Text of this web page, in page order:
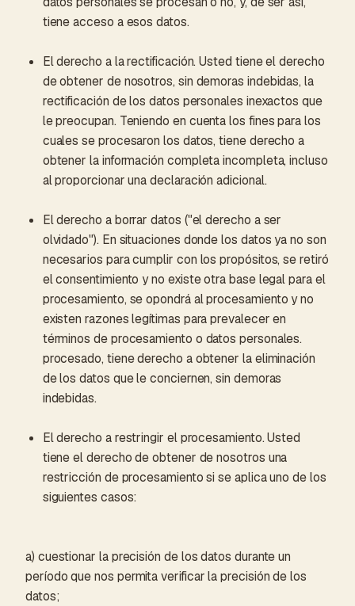
tiene acceso a esos datos.
El derecho a la rectificación. Usted tiene el derecho
de obtener de nosotros, sin demoras indebidas, la
rectificación de los datos personales inexactos que
le preocupan. Teniendo en cuenta los fines para los
cuales se procesaron los datos, tiene derecho a
obtener la información completa incompleta, incluso
al proporcionar una declaración adicional.
El derecho a borrar datos ("el derecho a ser
olvidado"). En situaciones donde los datos ya no son
necesarios para cumplir con los propósitos, se retiró
el consentimiento y no existe otra base legal para el
procesamiento, se opondrá al procesamiento y no
existen razones legítimas para prevalecer en
términos de procesamiento o datos personales.
procesado, tiene derecho a obtener la eliminación
de los datos que le conciernen, sin demoras
indebidas.
El derecho a restringir el procesamiento. Usted
tiene el derecho de obtener de nosotros una
restricción de procesamiento si se aplica uno de los
siguientes casos:
a) cuestionar la precisión de los datos durante un
período que nos permita verificar la precisión de los
datos;